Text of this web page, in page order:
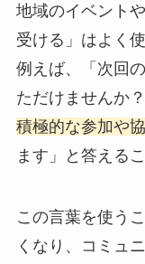
地域のイベント
受ける」はよく
例えば、「次回
ただけませんか
積極的な参加や
ます」と答える
この言葉を使う
くなり、コミュ